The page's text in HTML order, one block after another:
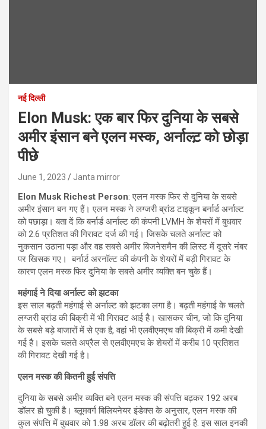
नई दिल्ली
Elon Musk: एक बार फिर दुनिया के सबसे
अमीर इंसान बने एलन मस्क, अर्नाल्ट़ को छोड़ा
पीछे
June 1, 2023 Janta mirror
Elon Musk Richest Person: एलन मस्क फिर से दुनिया के सबसे
अमीर इंसान बन गए हैं। एलन मस्क ने लग्जरी ब्रांड टाइकून बर्नार्ड अर्नाल्ट
को पछाड़ा। बता दें कि बर्नार्ड अर्नाल्ट की कंपनी LVMH के शेयरों में बुधवार
को 2.6 प्रतिशत की गिरावट दर्ज की गई। जिसके चलते अर्नाल्ट को
नुकसान उठाना पड़ा और वह सबसे अमीर बिजनेसमैन की लिस्ट में दूसरे नंबर
पर खिसक गए। बर्नार्ड अरनॉल्ट की कंपनी के शेयरों में बड़ी गिरावट के
कारण एलन मस्क फिर दुनिया के सबसे अमीर व्यक्ति बन चुके हैं।
महंगाई ने दिया अर्नाल्‍ट को झटका
इस साल बढ़ती महंगाई से अर्नाल्ट को झटका लगा है। बढ़ती महंगाई के चलते
लग्जरी ब्रांड की बिक्री में भी गिरावट आई है। खासकर चीन, जो कि दुनिया
के सबसे बड़े बाजारों में से एक है, वहां भी एलवीएमएच की बिक्री में कमी देखी
गई है। इसके चलते अप्रैल से एलवीएमएच के शेयरों में करीब 10 प्रतिशत
की गिरावट देखी गई है।
एलन मस्क की कितनी हुई संपत्ति
दुनिया के सबसे अमीर व्यक्ति बने एलन मस्क की संपत्ति बढ़कर 192 अरब
डॉलर हो चुकी है। ब्लूमवर्ग बिलियनेयर इंडेक्स के अनुसार, एलन मस्क की
कुल संपत्ति में बुधवार को 1.98 अरब डॉलर की बढ़ोतरी हुई है. इस साल इनकी